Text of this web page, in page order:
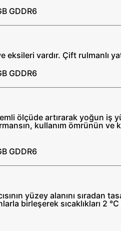
eksileri vardır. Çift rulmanlı
ölçüde artırarak yoğun
kullanım ömrünün ve
yüzey alanını
birleşerek sıcaklıkları 2 °C